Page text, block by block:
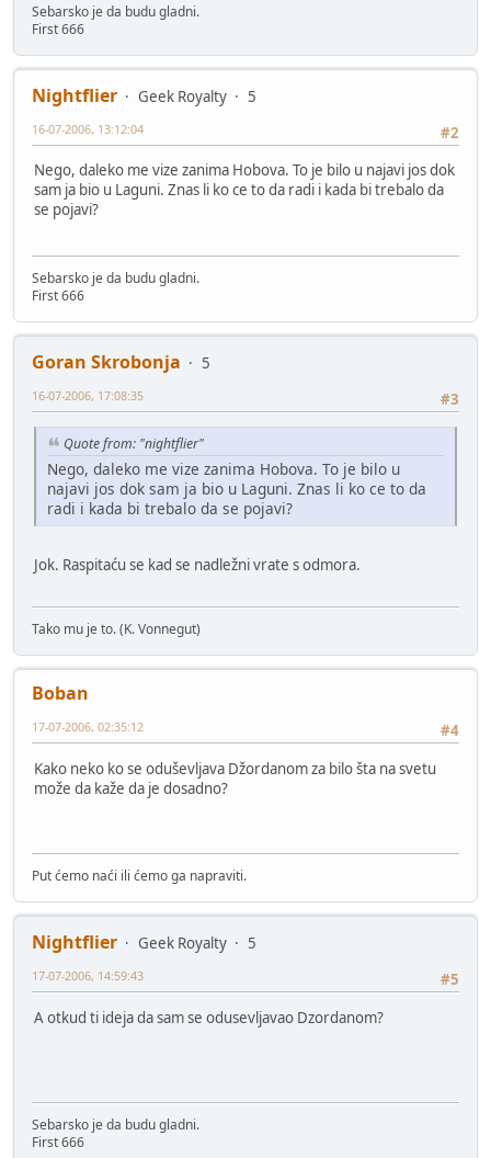
Sebarsko je da budu gladni.
First 666
Nightflier Geek Royalty
5
#2
16-07-2006, 13:12:04
Nego, daleko me vize zanima Hobova. To je bilo u najavi jos dok
sam ja bio u Laguni. Znas li ko ce to da radi i kada bi trebalo da
se pojavi?
Sebarsko je da budu gladni.
First 666
Goran Skrobonja
5
#3
16-07-2006, 17:08:35
Quote from: "nightflier"
Nego, daleko me vize zanima Hobova. To je bilo u
najavi jos dok sam ja bio u Laguni. Znas li ko ce to da
radi i kada bi trebalo da se pojavi?
Jok. Raspitaću se kad se nadležni vrate s odmora.
Tako mu je to. (K. Vonnegut)
Boban
#4
17-07-2006, 02:35:12
Kako neko ko se oduševljava Džordanom za bilo šta na svetu
može da kaže da je dosadno?
Put ćemo naći ili ćemo ga napraviti.
Nightflier Geek Royalty
5
#5
17-07-2006, 14:59:43
A otkud ti ideja da sam se odusevljavao Dzordanom?
Sebarsko je da budu gladni.
First 666